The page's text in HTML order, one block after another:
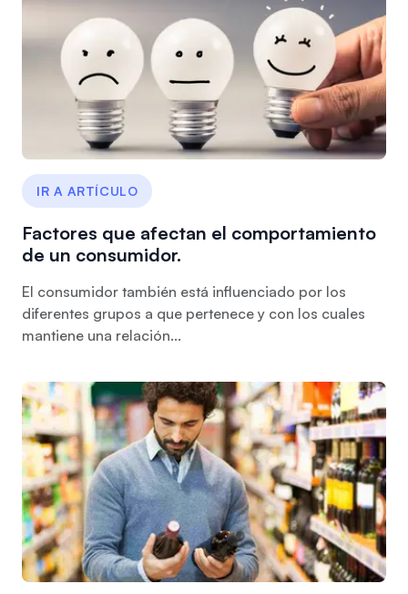
IR A ARTÍCULO
Factores que afectan el comportamiento
de un consumidor.
El consumidor también está influenciado por los
diferentes grupos a que pertenece y con los cuales
mantiene una relación...